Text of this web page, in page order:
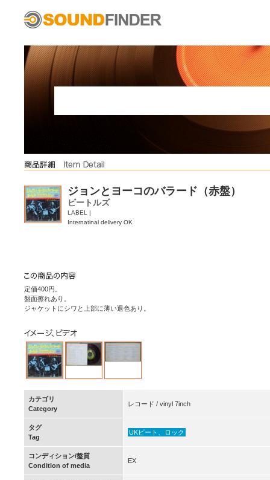
ジョンとヨーコのバラード（赤盤）
ビートルズ
LABEL |
Internatinal delivery OK
定価400円。
盤面擦れあり。
ジャケットにシワと上部に薄い退色あり。
カテゴリ
Category
レコード / vinyl 7inch
タグ
Tag
UKビート、ロック
コンディション/盤質
Condition of media
EX